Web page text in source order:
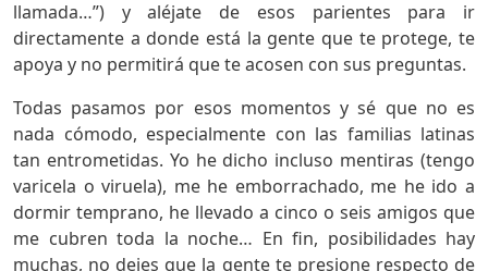
llamada…”) y aléjate de esos parientes para ir
directamente a donde está la gente que te protege, te
apoya y no permitirá que te acosen con sus preguntas.
Todas pasamos por esos momentos y sé que no es
nada cómodo, especialmente con las familias latinas
tan entrometidas. Yo he dicho incluso mentiras (tengo
varicela o viruela), me he emborrachado, me he ido a
dormir temprano, he llevado a cinco o seis amigos que
me cubren toda la noche… En fin, posibilidades hay
muchas, no dejes que la gente te presione respecto de